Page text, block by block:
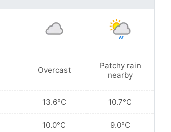
Overcast
13.6°C
10.0°C
Patchy rain
nearby
10.7°C
9.0°C